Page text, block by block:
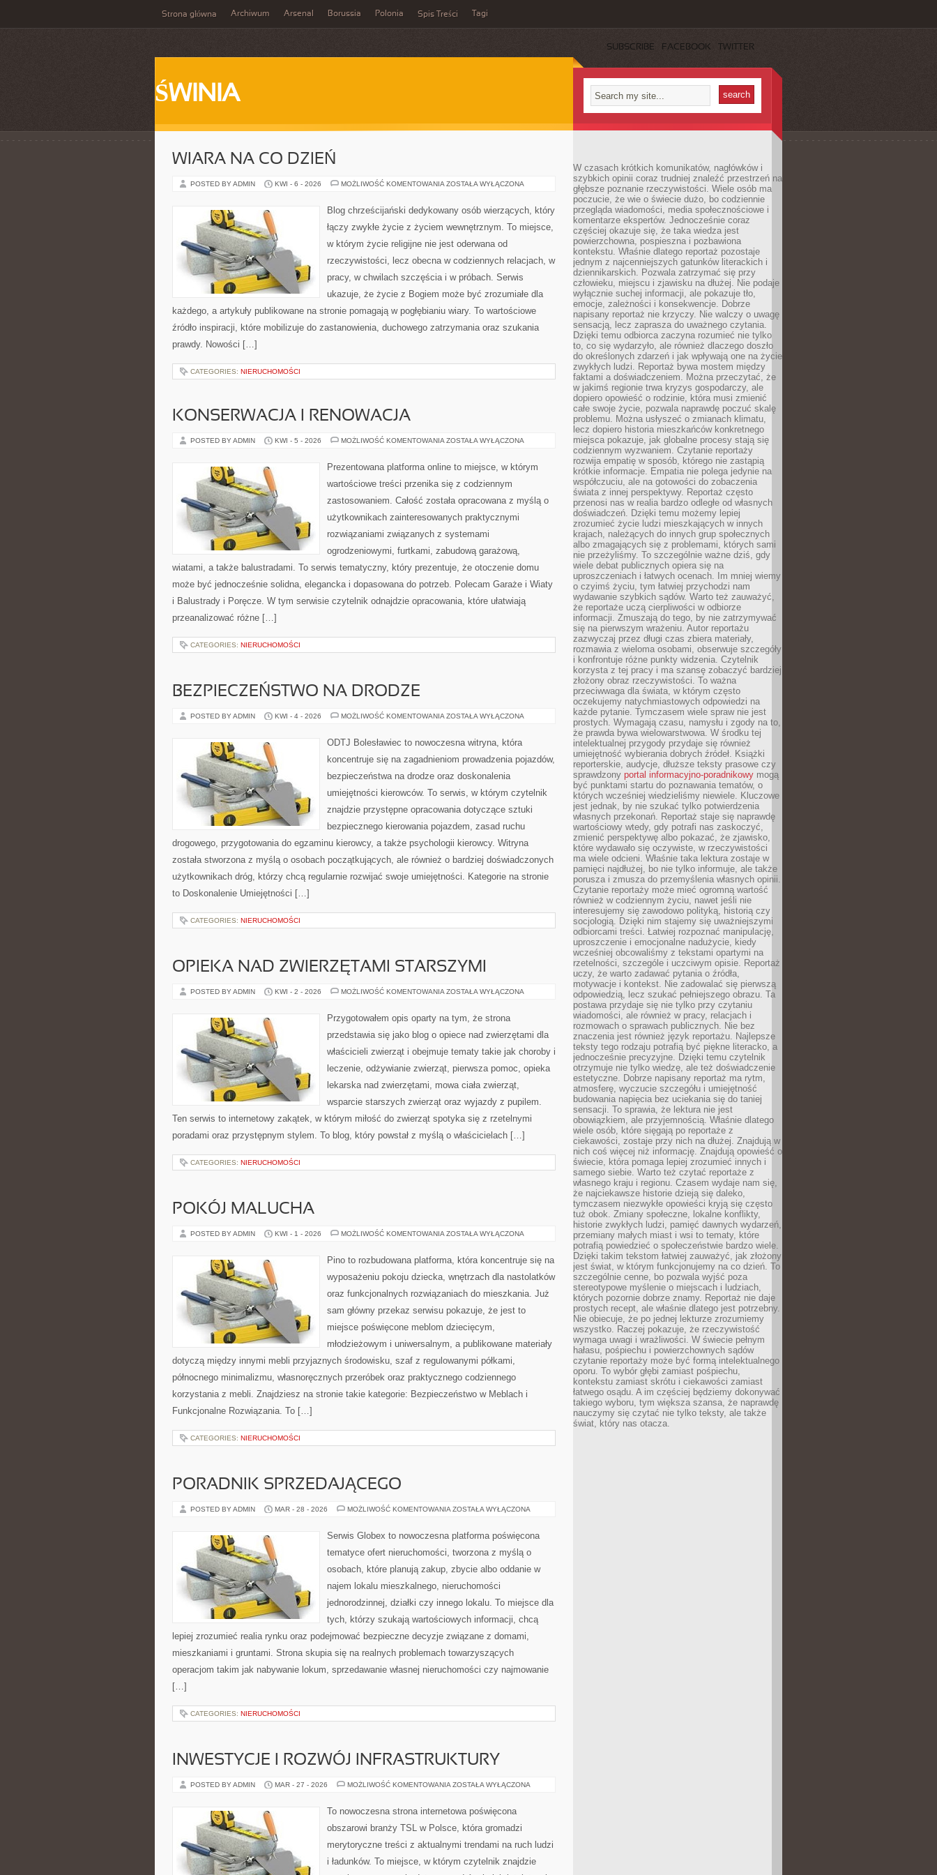
Strona główna Archiwum Arsenal Borussia Polonia Spis Treści Tagi
SUBSCRIBE FACEBOOK TWITTER
ŚWINIA
WIARA NA CO DZIEŃ
POSTED BY ADMIN KWI - 6 - 2026 MOŻLIWOŚĆ KOMENTOWANIA WIARA
ZOSTAŁA WYŁĄCZONA
Blog chrześcijański dedykowany osób wierzących, który
łączy zwykłe życie z życiem wewnętrznym. To miejsce,
w którym życie religijne nie jest oderwana od
rzeczywistości, lecz obecna w codziennych relacjach, w
pracy, w chwilach szczęścia i w próbach. Serwis
ukazuje, że życie z Bogiem może być zrozumiałe dla
każdego, a artykuły publikowane na stronie pomagają w pogłębianiu wiary. To wartościowe
źródło inspiracji, które mobilizuje do zastanowienia, duchowego zatrzymania oraz szukania
prawdy. Nowości […]
CATEGORIES: NIERUCHOMOŚCI
KONSERWACJA I RENOWACJA
POSTED BY ADMIN KWI - 5 - 2026 MOŻLIWOŚĆ KOMENTOWANIA KONSERWACJA
ZOSTAŁA WYŁĄCZONA
Prezentowana platforma online to miejsce, w którym
wartościowe treści przenika się z codziennym
zastosowaniem. Całość została opracowana z myślą o
użytkownikach zainteresowanych praktycznymi
rozwiązaniami związanych z systemami
ogrodzeniowymi, furtkami, zabudową garażową,
wiatami, a także balustradami. To serwis tematyczny, który prezentuje, że otoczenie domu
może być jednocześnie solidna, elegancka i dopasowana do potrzeb. Polecam Garaże i Wiaty
i Balustrady i Poręcze. W tym serwisie czytelnik odnajdzie opracowania, które ułatwiają
przeanalizować różne […]
CATEGORIES: NIERUCHOMOŚCI
BEZPIECZEŃSTWO NA DRODZE
POSTED BY ADMIN KWI - 4 - 2026 MOŻLIWOŚĆ KOMENTOWANIA BEZPIECZEŃSTWO
ZOSTAŁA WYŁĄCZONA
ODTJ Bolesławiec to nowoczesna witryna, która
koncentruje się na zagadnieniom prowadzenia pojazdów,
bezpieczeństwa na drodze oraz doskonalenia
umiejętności kierowców. To serwis, w którym czytelnik
znajdzie przystępne opracowania dotyczące sztuki
bezpiecznego kierowania pojazdem, zasad ruchu
drogowego, przygotowania do egzaminu kierowcy, a także psychologii kierowcy. Witryna
została stworzona z myślą o osobach początkujących, ale również o bardziej doświadczonych
użytkownikach dróg, którzy chcą regularnie rozwijać swoje umiejętności. Kategorie na stronie
to Doskonalenie Umiejętności […]
CATEGORIES: NIERUCHOMOŚCI
OPIEKA NAD ZWIERZĘTAMI STARSZYMI
POSTED BY ADMIN KWI - 2 - 2026 MOŻLIWOŚĆ KOMENTOWANIA OPIEKA
STARSZYMI
ZOSTAŁA WYŁĄCZONA
Przygotowałem opis oparty na tym, że strona
przedstawia się jako blog o opiece nad zwierzętami dla
właścicieli zwierząt i obejmuje tematy takie jak choroby i
leczenie, odżywianie zwierząt, pierwsza pomoc, opieka
lekarska nad zwierzętami, mowa ciała zwierząt,
wsparcie starszych zwierząt oraz wyjazdy z pupilem.
Ten serwis to internetowy zakątek, w którym miłość do zwierząt spotyka się z rzetelnymi
poradami oraz przystępnym stylem. To blog, który powstał z myślą o właścicielach […]
CATEGORIES: NIERUCHOMOŚCI
POKÓJ MALUCHA
POSTED BY ADMIN KWI - 1 - 2026 MOŻLIWOŚĆ KOMENTOWANIA POKÓJ
ZOSTAŁA WYŁĄCZONA
Pino to rozbudowana platforma, która koncentruje się na
wyposażeniu pokoju dziecka, wnętrzach dla nastolatków
oraz funkcjonalnych rozwiązaniach do mieszkania. Już
sam główny przekaz serwisu pokazuje, że jest to
miejsce poświęcone meblom dziecięcym,
młodzieżowym i uniwersalnym, a publikowane materiały
dotyczą między innymi mebli przyjaznych środowisku, szaf z regulowanymi półkami,
północnego minimalizmu, własnoręcznych przeróbek oraz praktycznego codziennego
korzystania z mebli. Znajdziesz na stronie takie kategorie: Bezpieczeństwo w Meblach i
Funkcjonalne Rozwiązania. To […]
CATEGORIES: NIERUCHOMOŚCI
PORADNIK SPRZEDAJĄCEGO
POSTED BY ADMIN MAR - 28 - 2026 MOŻLIWOŚĆ KOMENTOWANIA PORADNIK
ZOSTAŁA WYŁĄCZONA
Serwis Globex to nowoczesna platforma poświęcona
tematyce ofert nieruchomości, tworzona z myślą o
osobach, które planują zakup, zbycie albo oddanie w
najem lokalu mieszkalnego, nieruchomości
jednorodzinnej, działki czy innego lokalu. To miejsce dla
tych, którzy szukają wartościowych informacji, chcą
lepiej zrozumieć realia rynku oraz podejmować bezpieczne decyzje związane z domami,
mieszkaniami i gruntami. Strona skupia się na realnych problemach towarzyszących
operacjom takim jak nabywanie lokum, sprzedawanie własnej nieruchomości czy najmowanie
[…]
CATEGORIES: NIERUCHOMOŚCI
INWESTYCJE I ROZWÓJ INFRASTRUKTURY
POSTED BY ADMIN MAR - 27 - 2026 MOŻLIWOŚĆ KOMENTOWANIA INWESTYCJE
INFRASTRUKTURY
ZOSTAŁA WYŁĄCZONA
To nowoczesna strona internetowa poświęcona
obszarowi branży TSL w Polsce, która gromadzi
merytoryczne treści z aktualnymi trendami na ruch ludzi
i ładunków. To miejsce, w którym czytelnik znajdzie
W czasach krótkich komunikatów, nagłówków i
szybkich opinii coraz trudniej znaleźć przestrzeń na
głębsze poznanie rzeczywistości. Wiele osób ma
poczucie, że wie o świecie dużo, bo codziennie
przegląda wiadomości, media społecznościowe i
komentarze ekspertów. Jednocześnie coraz
częściej okazuje się, że taka wiedza jest
powierzchowna, pospieszna i pozbawiona
kontekstu. Właśnie dlatego reportaż pozostaje
jednym z najcenniejszych gatunków literackich i
dziennikarskich. Pozwala zatrzymać się przy
człowieku, miejscu i zjawisku na dłużej. Nie podaje
wyłącznie suchej informacji, ale pokazuje tło,
emocje, zależności i konsekwencje. Dobrze
napisany reportaż nie krzyczy. Nie walczy o uwagę
sensacją, lecz zaprasza do uważnego czytania.
Dzięki temu odbiorca zaczyna rozumieć nie tylko
to, co się wydarzyło, ale również dlaczego doszło
do określonych zdarzeń i jak wpływają one na życie
zwykłych ludzi. Reportaż bywa mostem między
faktami a doświadczeniem. Można przeczytać, że
w jakimś regionie trwa kryzys gospodarczy, ale
dopiero opowieść o rodzinie, która musi zmienić
całe swoje życie, pozwala naprawdę poczuć skalę
problemu. Można usłyszeć o zmianach klimatu,
lecz dopiero historia mieszkańców konkretnego
miejsca pokazuje, jak globalne procesy stają się
codziennym wyzwaniem. Czytanie reportaży
rozwija empatię w sposób, którego nie zastąpią
krótkie informacje. Empatia nie polega jedynie na
współczuciu, ale na gotowości do zobaczenia
świata z innej perspektywy. Reportaż często
przenosi nas w realia bardzo odległe od własnych
doświadczeń. Dzięki temu możemy lepiej
zrozumieć życie ludzi mieszkających w innych
krajach, należących do innych grup społecznych
albo zmagających się z problemami, których sami
nie przeżyliśmy. To szczególnie ważne dziś, gdy
wiele debat publicznych opiera się na
uproszczeniach i łatwych ocenach. Im mniej wiemy
o czyimś życiu, tym łatwiej przychodzi nam
wydawanie szybkich sądów. Warto też zauważyć,
że reportaże uczą cierpliwości w odbiorze
informacji. Zmuszają do tego, by nie zatrzymywać
się na pierwszym wrażeniu. Autor reportażu
zazwyczaj przez długi czas zbiera materiały,
rozmawia z wieloma osobami, obserwuje szczegóły
i konfrontuje różne punkty widzenia. Czytelnik
korzysta z tej pracy i ma szansę zobaczyć bardziej
złożony obraz rzeczywistości. To ważna
przeciwwaga dla świata, w którym często
oczekujemy natychmiastowych odpowiedzi na
każde pytanie. Tymczasem wiele spraw nie jest
prostych. Wymagają czasu, namysłu i zgody na to,
że prawda bywa wielowarstwowa. W środku tej
intelektualnej przygody przydaje się również
umiejętność wybierania dobrych źródeł. Książki
reporterskie, audycje, dłuższe teksty prasowe czy
sprawdzony portal informacyjno-poradnikowy mogą
być punktami startu do poznawania tematów, o
których wcześniej wiedzieliśmy niewiele. Kluczowe
jest jednak, by nie szukać tylko potwierdzenia
własnych przekonań. Reportaż staje się naprawdę
wartościowy wtedy, gdy potrafi nas zaskoczyć,
zmienić perspektywę albo pokazać, że zjawisko,
które wydawało się oczywiste, w rzeczywistości
ma wiele odcieni. Właśnie taka lektura zostaje w
pamięci najdłużej, bo nie tylko informuje, ale także
porusza i zmusza do przemyślenia własnych opinii.
Czytanie reportaży może mieć ogromną wartość
również w codziennym życiu, nawet jeśli nie
interesujemy się zawodowo polityką, historią czy
socjologią. Dzięki nim stajemy się uważniejszymi
odbiorcami treści. Łatwiej rozpoznać manipulację,
uproszczenie i emocjonalne nadużycie, kiedy
wcześniej obcowaliśmy z tekstami opartymi na
rzetelności, szczególe i uczciwym opisie. Reportaż
uczy, że warto zadawać pytania o źródła,
motywacje i kontekst. Nie zadowalać się pierwszą
odpowiedzią, lecz szukać pełniejszego obrazu. Ta
postawa przydaje się nie tylko przy czytaniu
wiadomości, ale również w pracy, relacjach i
rozmowach o sprawach publicznych. Nie bez
znaczenia jest również język reportażu. Najlepsze
teksty tego rodzaju potrafią być piękne literacko, a
jednocześnie precyzyjne. Dzięki temu czytelnik
otrzymuje nie tylko wiedzę, ale też doświadczenie
estetyczne. Dobrze napisany reportaż ma rytm,
atmosferę, wyczucie szczegółu i umiejętność
budowania napięcia bez uciekania się do taniej
sensacji. To sprawia, że lektura nie jest
obowiązkiem, ale przyjemnością. Właśnie dlatego
wiele osób, które sięgają po reportaże z
ciekawości, zostaje przy nich na dłużej. Znajdują w
nich coś więcej niż informację. Znajdują opowieść o
świecie, która pomaga lepiej zrozumieć innych i
samego siebie. Warto też czytać reportaże z
własnego kraju i regionu. Czasem wydaje nam się,
że najciekawsze historie dzieją się daleko,
tymczasem niezwykłe opowieści kryją się często
tuż obok. Zmiany społeczne, lokalne konflikty,
historie zwykłych ludzi, pamięć dawnych wydarzeń,
przemiany małych miast i wsi to tematy, które
potrafią powiedzieć o społeczeństwie bardzo wiele.
Dzięki takim tekstom łatwiej zauważyć, jak złożony
jest świat, w którym funkcjonujemy na co dzień. To
szczególnie cenne, bo pozwala wyjść poza
stereotypowe myślenie o miejscach i ludziach,
których pozornie dobrze znamy. Reportaż nie daje
prostych recept, ale właśnie dlatego jest potrzebny.
Nie obiecuje, że po jednej lekturze zrozumiemy
wszystko. Raczej pokazuje, że rzeczywistość
wymaga uwagi i wrażliwości. W świecie pełnym
hałasu, pośpiechu i powierzchownych sądów
czytanie reportaży może być formą intelektualnego
oporu. To wybór głębi zamiast pośpiechu,
kontekstu zamiast skrótu i ciekawości zamiast
łatwego osądu. A im częściej będziemy dokonywać
takiego wyboru, tym większa szansa, że naprawdę
nauczymy się czytać nie tylko teksty, ale także
świat, który nas otacza.